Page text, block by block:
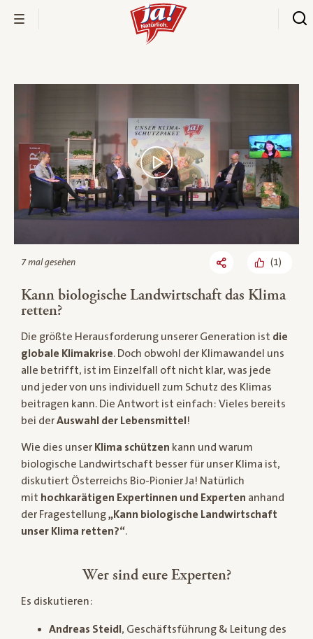
Bio-Thek
7 mal gesehen (1)
Kann biologische Landwirtschaft das Klima
retten?
Die größte Herausforderung unserer Generation ist die
globale Klimakrise. Doch obwohl der Klimawandel uns
alle betrifft, ist im Einzelfall oft nicht klar, was jede
und jeder von uns individuell zum Schutz des Klimas
beitragen kann. Die Antwort ist einfach: Vieles bereits
bei derAuswahl der Lebensmittel!
Wie dies unser Klima schützen kann und warum
biologische Landwirtschaft besser für unser Klima ist,
diskutiert Österreichs Bio-Pionier Ja! Natürlich
mit hochkarätigen Expertinnen und Experten anhand
der Fragestellung„Kann biologische Landwirtschaft
unser Klima retten?“.
Wer sind eure Experten?
Es diskutieren:
Andreas Steidl, Geschäftsführung & Leitung des